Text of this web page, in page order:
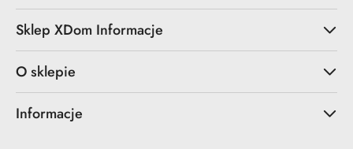
Sklep XDom Informacje
O sklepie
Informacje